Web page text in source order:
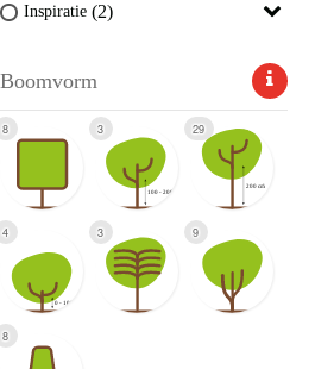
Inspiratie (2)
Boomvorm
8 3 29
4 3 9
8